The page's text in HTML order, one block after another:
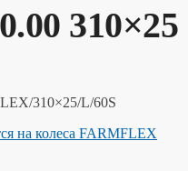
310×25
310×25/L/60S
на колеса FARMFLEX